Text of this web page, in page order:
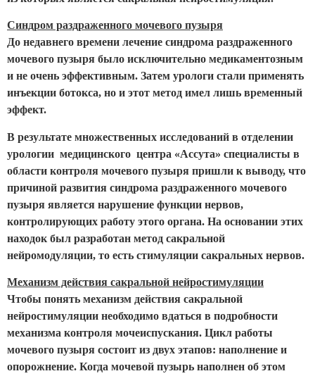
Синдром раздраженного мочевого пузыря
До недавнего времени лечение синдрома раздраженного
мочевого пузыря было исключительно медикаментозным
и не очень эффективным. Затем урологи стали применять
инъекции ботокса, но и этот метод имел лишь временный
эффект.
В результате множественных исследований в отделении
урологии медицинского центра «Ассута» специалисты в
области контроля мочевого пузыря пришли к выводу, что
причиной развития синдрома раздраженного мочевого
пузыря является нарушение функции нервов,
контролирующих работу этого органа. На основании этих
находок был разработан метод сакральной
нейромодуляции, то есть стимуляции сакральных нервов.
Механизм действия сакральной нейростимуляции
Чтобы понять механизм действия сакральной
нейростимуляции необходимо вдаться в подробности
механизма контроля мочеиспускания. Цикл работы
мочевого пузыря состоит из двух этапов: наполнение и
опорожнение. Когда мочевой пузырь наполнен об этом